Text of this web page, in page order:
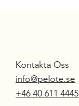
Kontakta Oss
info@pelote.se
+46 40 611 4445
SUR M E